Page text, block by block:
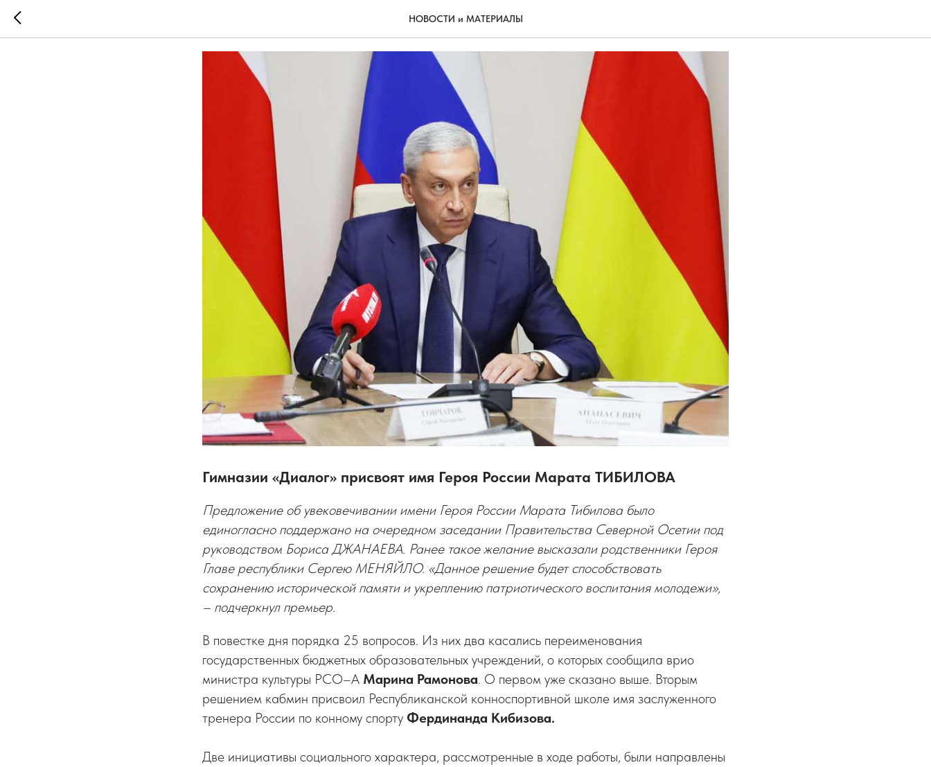
НОВОСТИ и МАТЕРИАЛЫ
Почетно и достойно
Гимназии «Диалог» присвоят имя Героя России Марата ТИБИЛОВА
Предложение об увековечивании имени Героя России Марата Тибилова было
единогласно поддержано на очередном заседании Правительства Северной Осетии под
руководством Бориса ДЖАНАЕВА. Ранее такое желание высказали родственники Героя
Главе республики Сергею МЕНЯЙЛО. «Данное решение будет способствовать
сохранению исторической памяти и укреплению патриотического воспитания молодежи»,
– подчеркнул премьер.
В повестке дня порядка 25 вопросов. Из них два касались переименования
государственных бюджетных образовательных учреждений, о которых сообщила врио
министра культуры РСО–А Марина Рамонова. О первом уже сказано выше. Вторым
решением кабмин присвоил Республиканской конноспортивной школе имя заслуженного
тренера России по конному спорту Фердинанда Кибизова.
Две инициативы социального характера, рассмотренные в ходе работы, были направлены